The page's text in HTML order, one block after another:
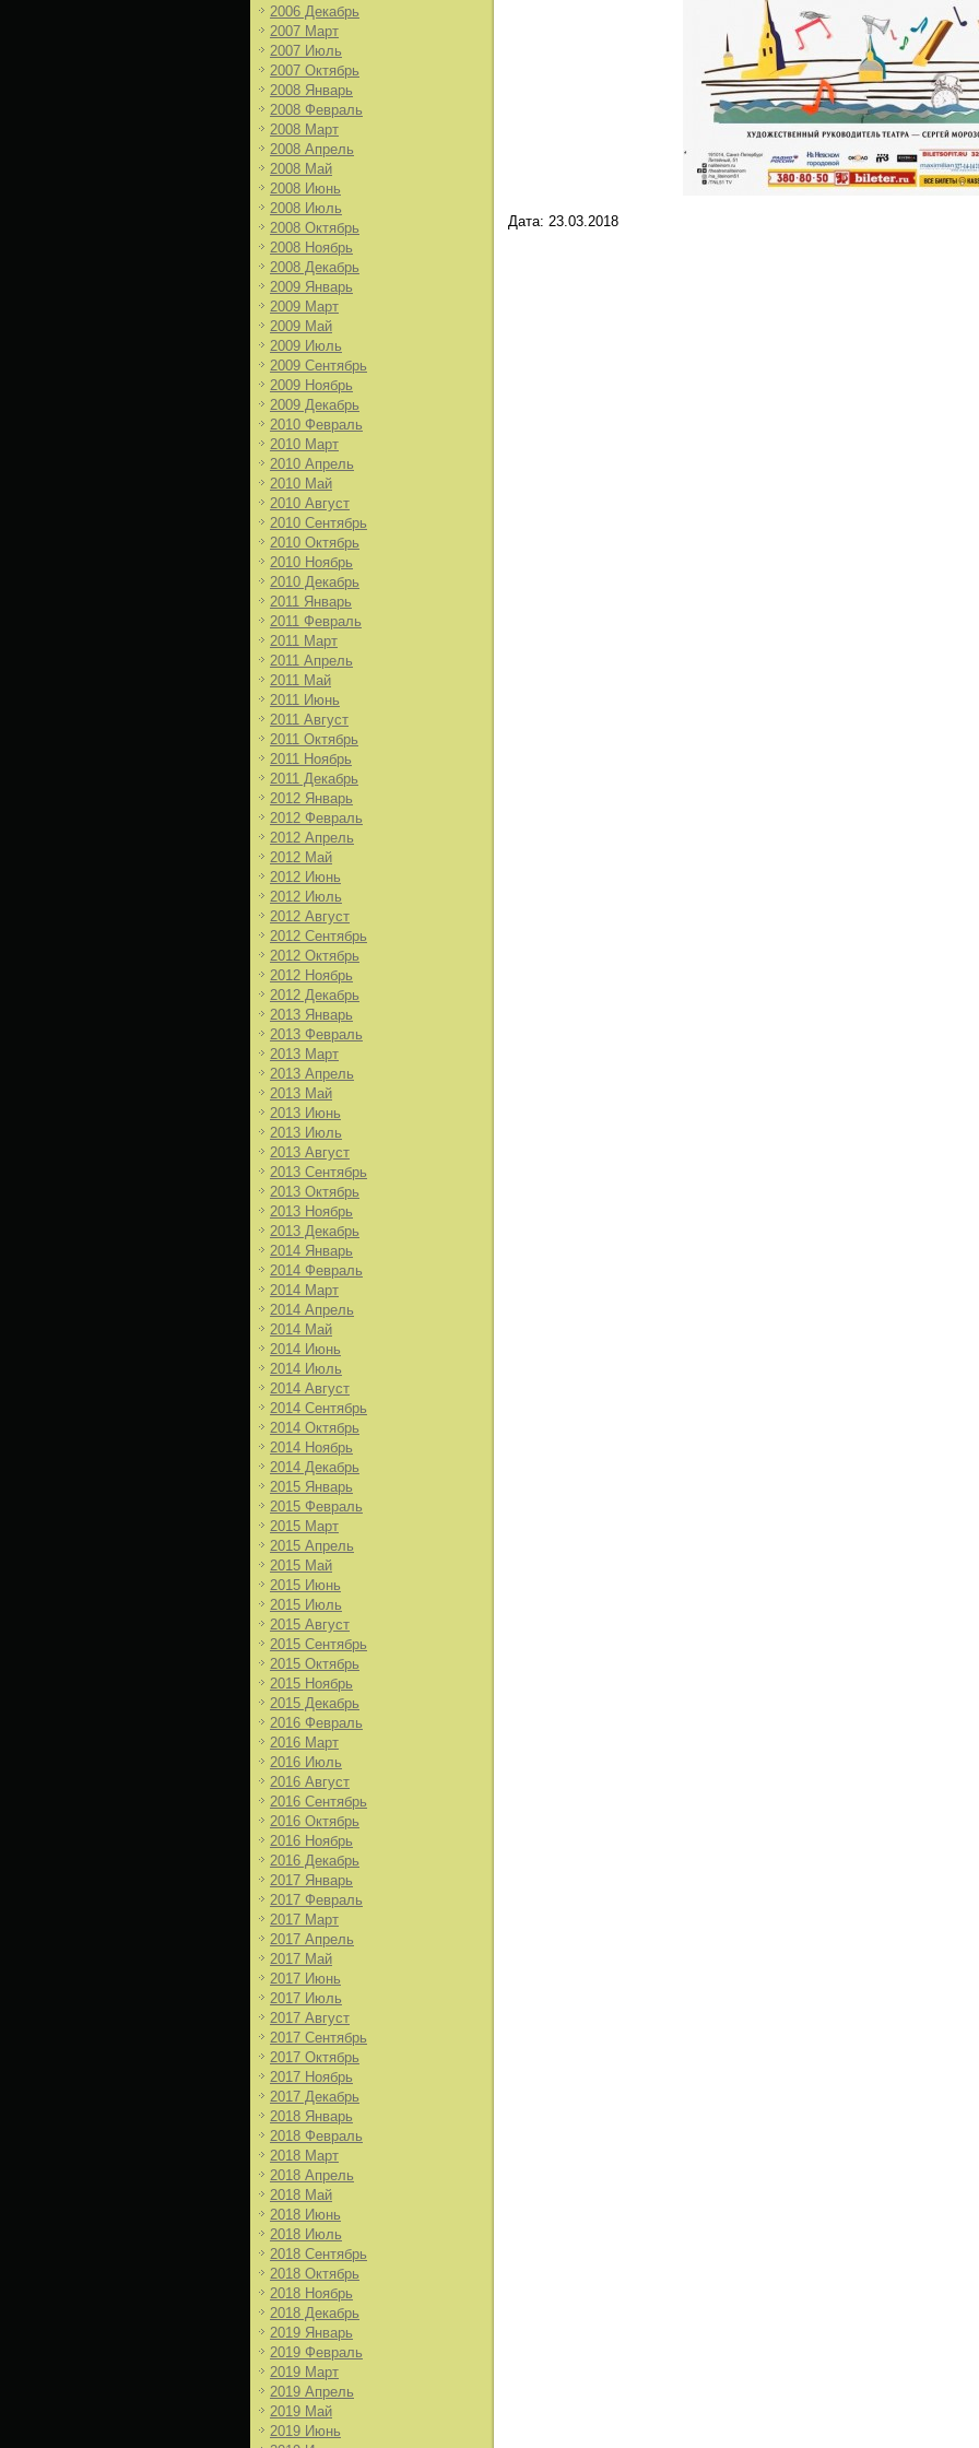
2006 Декабрь
2007 Март
2007 Июль
2007 Октябрь
2008 Январь
2008 Февраль
2008 Март
2008 Апрель
2008 Май
2008 Июнь
2008 Июль
2008 Октябрь
2008 Ноябрь
2008 Декабрь
2009 Январь
2009 Март
2009 Май
2009 Июль
2009 Сентябрь
2009 Ноябрь
2009 Декабрь
2010 Февраль
2010 Март
2010 Апрель
2010 Май
2010 Август
2010 Сентябрь
2010 Октябрь
2010 Ноябрь
2010 Декабрь
2011 Январь
2011 Февраль
2011 Март
2011 Апрель
2011 Май
2011 Июнь
2011 Август
2011 Октябрь
2011 Ноябрь
2011 Декабрь
2012 Январь
2012 Февраль
2012 Апрель
2012 Май
2012 Июнь
2012 Июль
2012 Август
2012 Сентябрь
2012 Октябрь
2012 Ноябрь
2012 Декабрь
2013 Январь
2013 Февраль
2013 Март
2013 Апрель
2013 Май
2013 Июнь
2013 Июль
2013 Август
2013 Сентябрь
2013 Октябрь
2013 Ноябрь
2013 Декабрь
2014 Январь
2014 Февраль
2014 Март
2014 Апрель
2014 Май
2014 Июнь
2014 Июль
2014 Август
2014 Сентябрь
2014 Октябрь
2014 Ноябрь
2014 Декабрь
2015 Январь
2015 Февраль
2015 Март
2015 Апрель
2015 Май
2015 Июнь
2015 Июль
2015 Август
2015 Сентябрь
2015 Октябрь
2015 Ноябрь
2015 Декабрь
2016 Февраль
2016 Март
2016 Июль
2016 Август
2016 Сентябрь
2016 Октябрь
2016 Ноябрь
2016 Декабрь
2017 Январь
2017 Февраль
2017 Март
2017 Апрель
2017 Май
2017 Июнь
2017 Июль
2017 Август
2017 Сентябрь
2017 Октябрь
2017 Ноябрь
2017 Декабрь
2018 Январь
2018 Февраль
2018 Март
2018 Апрель
2018 Май
2018 Июнь
2018 Июль
2018 Сентябрь
2018 Октябрь
2018 Ноябрь
2018 Декабрь
2019 Январь
2019 Февраль
2019 Март
2019 Апрель
2019 Май
2019 Июнь
Дата: 23.03.2018